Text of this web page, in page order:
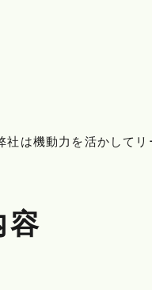
は機動力を活かしてリ
容